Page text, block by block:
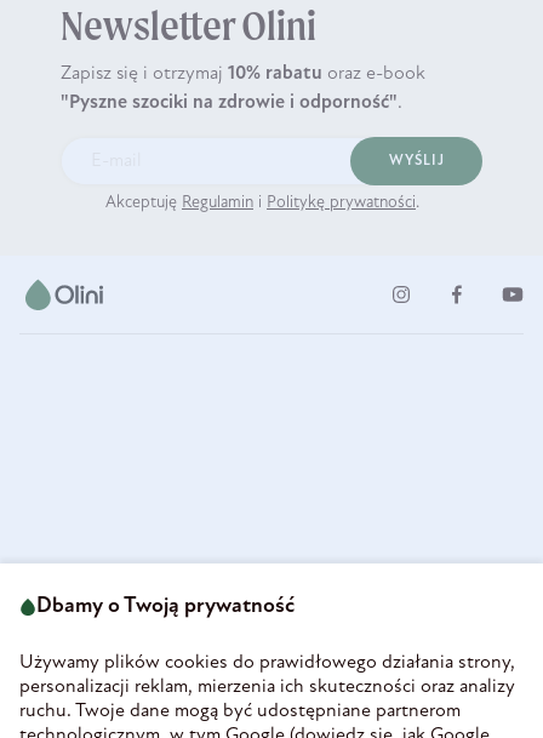
Newsletter Olini
Zapisz się i otrzymaj 10% rabatu oraz e-book
"Pyszne szociki na zdrowie i odporność".
WYŚLIJ
Akceptuję Regulamin i Politykę prywatności.
58-160 Świebodzice
REGON 890213034
INFORMACJE
Dbamy o Twoją prywatność
Używamy plików cookies do prawidłowego działania strony,
personalizacji reklam, mierzenia ich skuteczności oraz analizy
ruchu. Twoje dane mogą być udostępniane partnerom